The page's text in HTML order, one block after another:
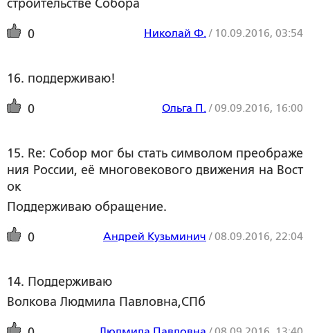
строительстве Собора
0 Николай Ф. / 10.09.2016, 03:54
16. поддерживаю!
0 Ольга П. /09.09.2016, 16:00
15. Re: Собор мог бы стать символом преображе
ния России, её многовекового движения на Вост
ок
Поддерживаю обращение.
0 Андрей Кузьминич /08.09.2016, 22:04
14. Поддерживаю
Волкова Людмила Павловна,СПб